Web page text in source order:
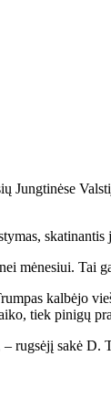
mėnesiui.
kalbėjo
tiek pinigų
sakė D.